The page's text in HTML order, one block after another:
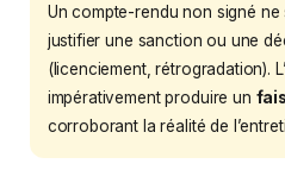
Un compte-rendu non signé
justifier une sanction ou une
(licenciement, rétrogradation).
impérativement produire un
corroborant la réalité de